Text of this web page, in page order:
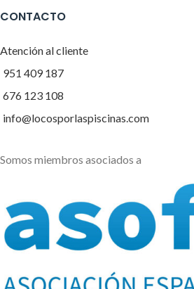
CONTACTO
Atención al cliente
951 409 187
676 123 108
info@locosporlaspiscinas.com
Somos miembros asociados a